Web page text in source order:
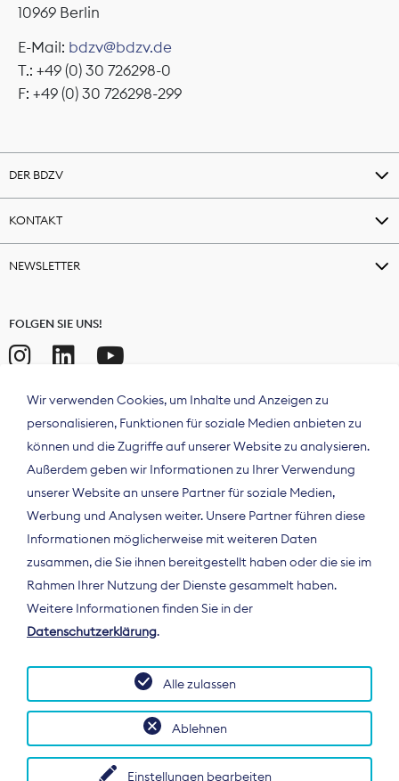
10969 Berlin
E-Mail: bdzv@bdzv.de
T.: +49 (0) 30 726298-0
F: +49 (0) 30 726298-299
DER BDZV
KONTAKT
NEWSLETTER
FOLGEN SIE UNS!
Der Bundesverband Digitalpublisher und
Zeitungsverleger (BDZV) vertritt als
Spitzenorganisation die Interessen der
Deutschland und auf EU-Ebene.
Wir verwenden Cookies, um Inhalte und Anzeigen zu
personalisieren, Funktionen für soziale Medien anbieten zu
können und die Zugriffe auf unserer Website zu analysieren.
Außerdem geben wir Informationen zu Ihrer Verwendung
unserer Website an unsere Partner für soziale Medien,
Werbung und Analysen weiter. Unsere Partner führen diese
Informationen möglicherweise mit weiteren Daten
zusammen, die Sie ihnen bereitgestellt haben oder die sie im
Rahmen Ihrer Nutzung der Dienste gesammelt haben.
Weitere Informationen finden Sie in der
Datenschutzerklärung.
Einstellungen bearbeiten
Ablehnen
Alle zulassen